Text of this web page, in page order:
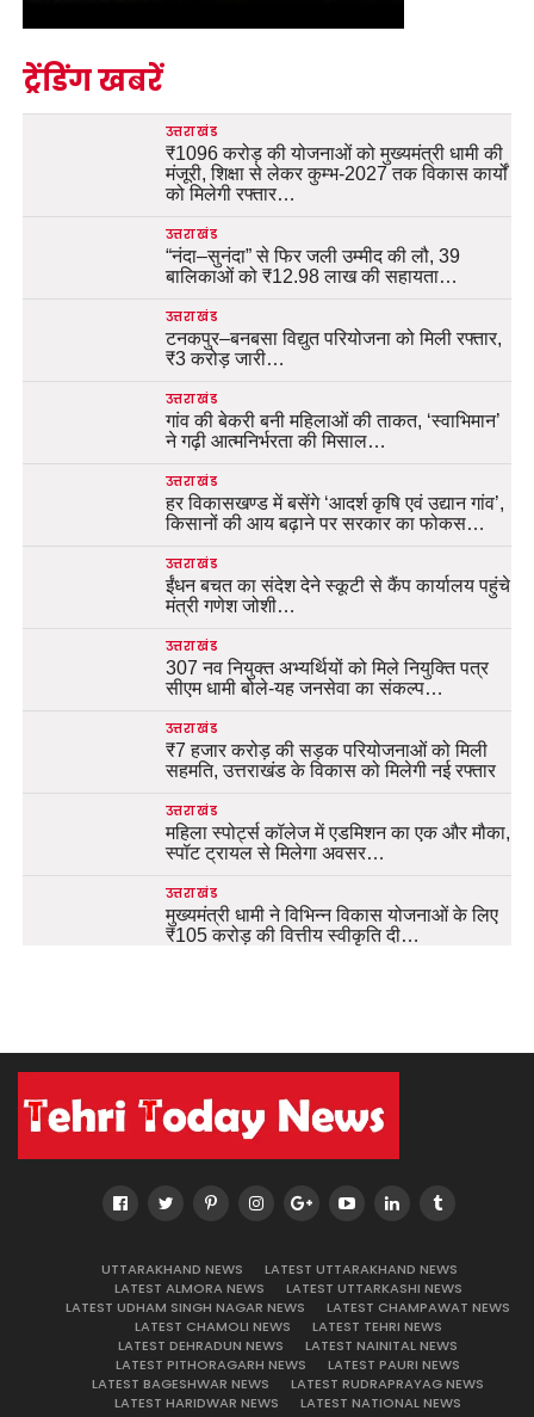
ट्रेंडिंग खबरें
उत्तराखंड
₹1096 करोड़ की योजनाओं को मुख्यमंत्री धामी की
मंजूरी, शिक्षा से लेकर कुम्भ-2027 तक विकास कार्यों
को मिलेगी रफ्तार…
उत्तराखंड
“नंदा–सुनंदा” से फिर जली उम्मीद की लौ, 39
बालिकाओं को ₹12.98 लाख की सहायता…
उत्तराखंड
टनकपुर–बनबसा विद्युत परियोजना को मिली रफ्तार,
₹3 करोड़ जारी…
उत्तराखंड
गांव की बेकरी बनी महिलाओं की ताकत, ‘स्वाभिमान’
ने गढ़ी आत्मनिर्भरता की मिसाल…
उत्तराखंड
हर विकासखण्ड में बसेंगे ‘आदर्श कृषि एवं उद्यान गांव’,
किसानों की आय बढ़ाने पर सरकार का फोकस…
उत्तराखंड
ईंधन बचत का संदेश देने स्कूटी से कैंप कार्यालय पहुंचे
मंत्री गणेश जोशी…
उत्तराखंड
307 नव नियुक्त अभ्यर्थियों को मिले नियुक्ति पत्र
सीएम धामी बोले-यह जनसेवा का संकल्प…
उत्तराखंड
₹7 हजार करोड़ की सड़क परियोजनाओं को मिली
सहमति, उत्तराखंड के विकास को मिलेगी नई रफ्तार
उत्तराखंड
महिला स्पोर्ट्स कॉलेज में एडमिशन का एक और मौका,
स्पॉट ट्रायल से मिलेगा अवसर…
उत्तराखंड
मुख्यमंत्री धामी ने विभिन्न विकास योजनाओं के लिए
₹105 करोड़ की वित्तीय स्वीकृति दी…
UTTARAKHAND NEWS
LATEST UTTARAKHAND NEWS
LATEST ALMORA NEWS
LATEST UTTARKASHI NEWS
LATEST UDHAM SINGH NAGAR NEWS
LATEST CHAMPAWAT NEWS
LATEST CHAMOLI NEWS
LATEST TEHRI NEWS
LATEST DEHRADUN NEWS
LATEST NAINITAL NEWS
LATEST PITHORAGARH NEWS
LATEST PAURI NEWS
LATEST BAGESHWAR NEWS
LATEST RUDRAPRAYAG NEWS
LATEST HARIDWAR NEWS
LATEST NATIONAL NEWS